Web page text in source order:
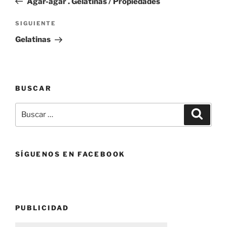
entradas
Siguiente
entrada
SIGUIENTE
Gelatinas
BUSCAR
por:
SÍGUENOS EN FACEBOOK
PUBLICIDAD